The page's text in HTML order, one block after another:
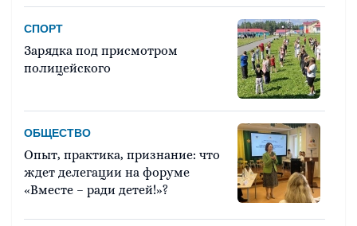
СПОРТ
Зарядка под присмотром
полицейского
ОБЩЕСТВО
Опыт, практика, признание: что
ждет делегации на форуме
«Вместе – ради детей!»?